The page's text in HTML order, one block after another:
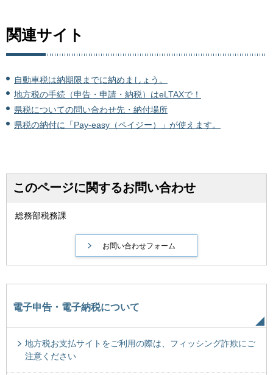
関連サイト
自動車税は納期限までに納めましょう。
地方税の手続（申告・申請・納税）はeLTAXで！
県税についての問い合わせ先・納付場所
県税の納付に「Pay-easy（ペイジー）」が使えます。
このページに関するお問い合わせ
総務部税務課
電子申告・電子納税について
地方税お支払サイトをご利用の際は、フィッシング詐欺にご
注意ください